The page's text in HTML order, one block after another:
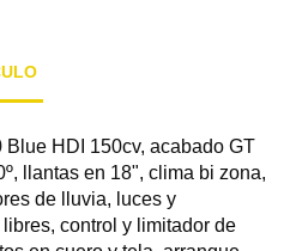
HDI 150cv, acabado GT
llantas en 18", clima bi zona,
de lluvia, luces y
control y limitador de